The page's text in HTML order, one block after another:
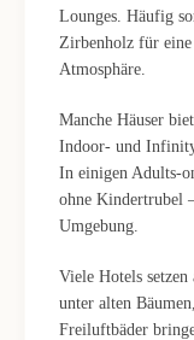
Lounges. Häufig
Zirbenholz für eine
Atmosphäre.
Manche Häuser
Indoor- und
In einigen Adults-
ohne Kindertrubel
Umgebung.
Viele Hotels setzen
unter alten
Freiluftbäder